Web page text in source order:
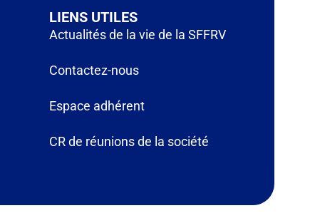
LIENS UTILES
Actualités de la vie de la SFFRV
Contactez-nous
Espace adhérent
CR de réunions de la société